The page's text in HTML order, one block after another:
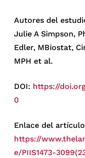
Autores del
Julie A Simpson,
Edler, MBiostat,
MPH et al.
DOI: https://
0
Enlace del
https://
e/PIIS1473-